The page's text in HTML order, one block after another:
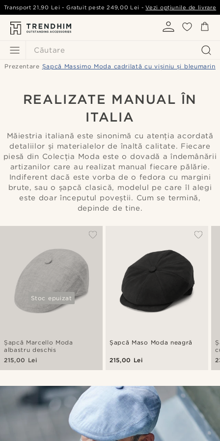
Căutare
Transport 21,90 Lei - Gratuit peste249,00 Lei -Vezi opțiunile de livrare
Prezentare Șapcă Massimo Moda cadrilată cu vișiniu și bleumarin
REALIZATE MANUAL ÎN
ITALIA
Măiestria italiană este sinonimă cu atenția acordată
detaliilor și materialelor de înaltă calitate. Fiecare
piesă din Colecția Moda este o dovadă a îndemânării
artizanilor care au realizat manual fiecare pălărie.
Indiferent dacă este vorba de o fedora cu margini
brute, sau o șapcă clasică, modelul pe care îl alegi
este doar începutul poveștii. Cum se termină,
depinde de tine.
Stoc epuizat
Șapcă Marcello Moda
albastru deschis
215,00 Lei
Șapcă Maso Moda neagră
215,00 Lei